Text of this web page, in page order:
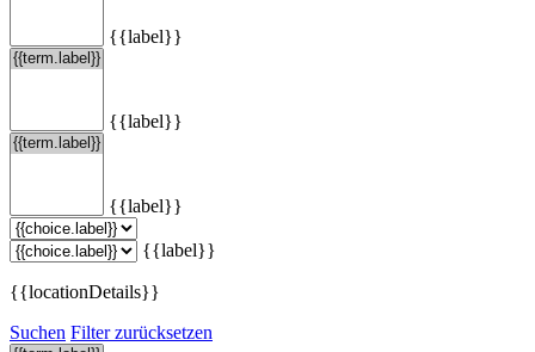
{{label}}
{{label}}
{{label}}
{{label}}
{{locationDetails}}
Suchen Filter zurücksetzen